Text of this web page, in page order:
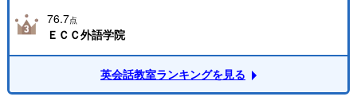
76.7点
ＥＣＣ外語学院
英会話教室ランキングを見る